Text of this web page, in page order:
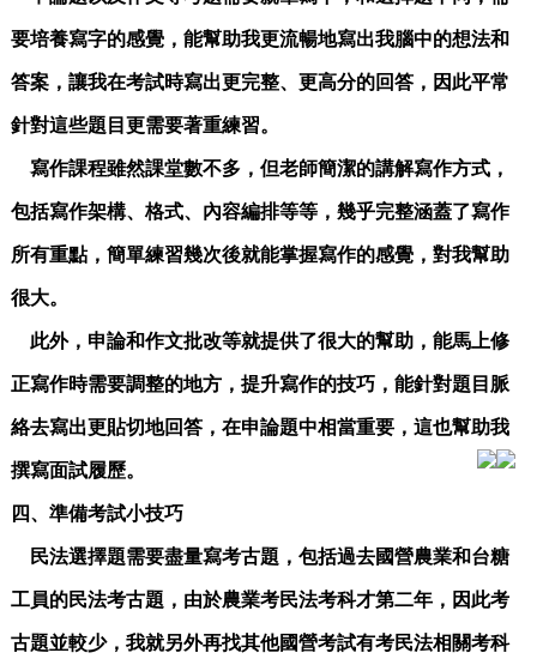
要培養寫字的感覺，能幫助我更流暢地寫出我腦中的想法和
答案，讓我在考試時寫出更完整、更高分的回答，因此平常
針對這些題目更需要著重練習。
寫作課程雖然課堂數不多，但老師簡潔的講解寫作方式，
包括寫作架構、格式、內容編排等等，幾乎完整涵蓋了寫作
所有重點，簡單練習幾次後就能掌握寫作的感覺，對我幫助
很大。
此外，申論和作文批改等就提供了很大的幫助，能馬上修
正寫作時需要調整的地方，提升寫作的技巧，能針對題目脈
絡去寫出更貼切地回答，在申論題中相當重要，這也幫助我
撰寫面試履歷。
四、準備考試小技巧
民法選擇題需要盡量寫考古題，包括過去國營農業和台糖
工員的民法考古題，由於農業考民法考科才第二年，因此考
古題並較少，我就另外再找其他國營考試有考民法相關考科